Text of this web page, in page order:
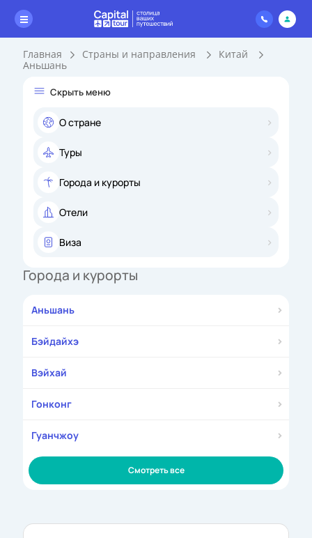
Главная Страны и направления
Китай
Аньшань
Скрыть меню
О стране
Туры
Города и курорты
Отели
Виза
Города и курорты
Аньшань
Бэйдайхэ
Вэйхай
Гонконг
Гуанчжоу
Смотреть все